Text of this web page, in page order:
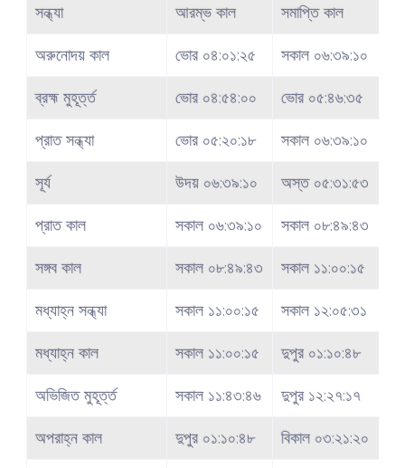
সন্ধ্যা আরম্ভ কাল
সমাপ্তি কাল
অরুনোদয় কাল
ভোর ০৪:০১:২৫
সকাল ০৬:৩৯:১০
ব্রহ্ম মুহূর্ত্ত
ভোর ০৪:৫৪:০০
ভোর ০৫:৪৬:৩৫
প্রাত সন্ধ্যা
ভোর ০৫:২০:১৮
সকাল ০৬:৩৯:১০
সূর্য
উদয় ০৬:৩৯:১০
অস্ত ০৫:৩১:৫৩
প্রাত কাল
সকাল ০৬:৩৯:১০
সকাল ০৮:৪৯:৪৩
সঙ্গব কাল
সকাল ০৮:৪৯:৪৩
সকাল ১১:০০:১৫
মধ্যাহ্ন সন্ধ্যা
সকাল ১১:০০:১৫
সকাল ১২:০৫:৩১
মধ্যাহ্ন কাল
সকাল ১১:০০:১৫
দুপুর ০১:১০:৪৮
অভিজিত মুহূর্ত্ত
সকাল ১১:৪৩:৪৬
দুপুর ১২:২৭:১৭
অপরাহ্ন কাল
দুপুর ০১:১০:৪৮
বিকাল ০৩:২১:২০